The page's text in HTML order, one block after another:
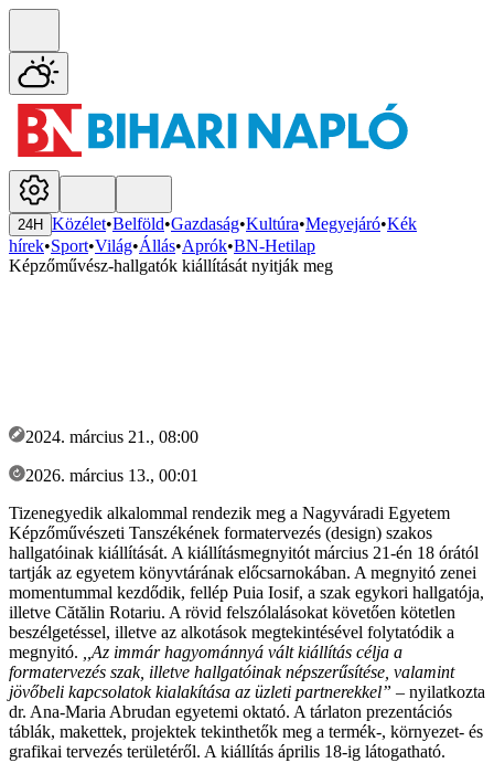
24H Közélet•Belföld•Gazdaság•Kultúra•Megyejáró•Kék
hírek•Sport•Világ•Állás•Aprók•BN-Hetilap
Képzőművész-hallgatók kiállítását nyitják meg
2024. március 21., 08:00
2026. március 13., 00:01
Tizenegyedik alkalommal rendezik meg a Nagyváradi Egyetem
Képzőművészeti Tanszékének formatervezés (design) szakos
hallgatóinak kiállítását. A kiállításmegnyitót március 21-én 18 órától
tartják az egyetem könyvtárának előcsarnokában. A megnyitó zenei
momentummal kezdődik, fellép Puia Iosif, a szak egykori hallgatója,
illetve Cătălin Rotariu. A rövid felszólalásokat követően kötetlen
beszélgetéssel, illetve az alkotások megtekintésével folytatódik a
megnyitó.
,,Az immár hagyománnyá vált kiállítás célja a
formatervezés szak, illetve hallgatóinak népszerűsítése, valamint
jövőbeli kapcsolatok kialakítása az üzleti partnerekkel” – nyilatkozta
dr. Ana-Maria Abrudan egyetemi oktató. A tárlaton prezentációs
táblák, makettek, projektek tekinthetők meg a termék-, környezet- és
grafikai tervezés területéről. A kiállítás április 18-ig látogatható.